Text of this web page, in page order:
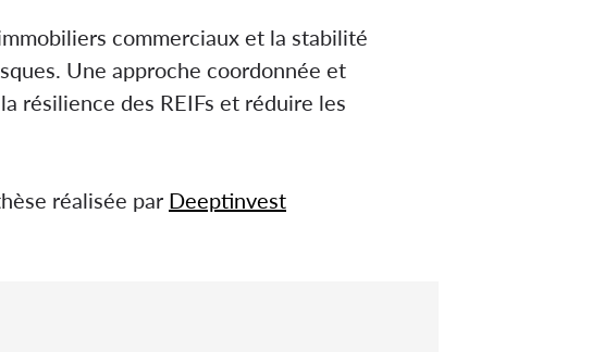
commerciaux et la stabilité
Une approche coordonnée et
résilience des REIFs et réduire les
réalisée par Deeptinvest